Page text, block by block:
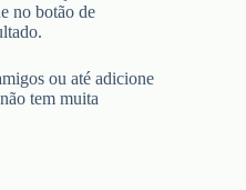
no botão de
ou até adicione
tem muita